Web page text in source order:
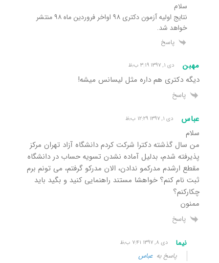
سلام
نتایج اولیه آزمون دکتری ۹۸ اواخر فروردین ماه ۹۸ منتشر
خواهد شد.
پاسخ
مهبن دی ۱, ۱۳۹۷ ۳:۱۹ ب٫ظ
دیگه دکتری هم داره مثل لیسانس میشه!
پاسخ
عباس دی ۱, ۱۳۹۷ ۱۲:۲۹ ب٫ظ
سلام
من سال گذشته دکترا شرکت کردم دانشگاه آزاد تهران مرکز
پذیرفته شدم، بدلیل آماده نشدن تسویه حساب در دانشگاه
مقطع ارشدم مدرکمو ندادن، الان مدرکو گرفتم، می تونم برم
ثبت نام کنم؟ خواهشا مستند راهنمایی کنید و بگید باید
چکارکنم؟
ممنون
پاسخ
نیما دی ۸, ۱۳۹۷ ۷:۴۱ ب٫ظ
پاسخ بهعباس